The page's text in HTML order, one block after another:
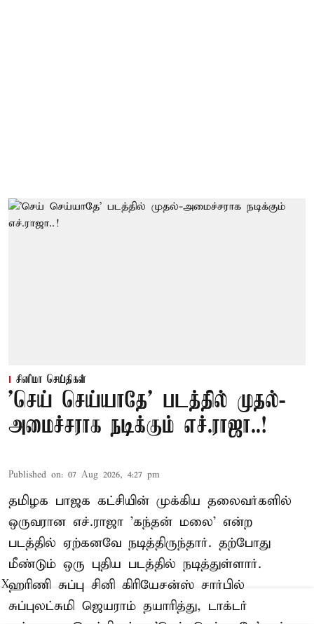
சினிமா செய்திகள்
'செய் செய்யாதே' படத்தில் முதல்-
அமைச்சராக நடிக்கும் எச்.ராஜா..!
Published on: 07 Aug 2026, 4:27 pm
தமிழக பாஜக கட்சியின் முக்கிய தலைவர்களில்
ஒருவரான எச்.ராஜா 'கந்தன் மலை' என்ற
படத்தில் ஏற்கனவே நடித்திருந்தார். தற்போது
மீண்டும் ஒரு புதிய படத்தில் நடித்துள்ளார்.
ஹரிணி சுப்பு சினி கிரியேசன்ஸ் சார்பில்
சுப்புலட்சுமி ஜெயராம் தயாரித்து, டாக்டர்
X